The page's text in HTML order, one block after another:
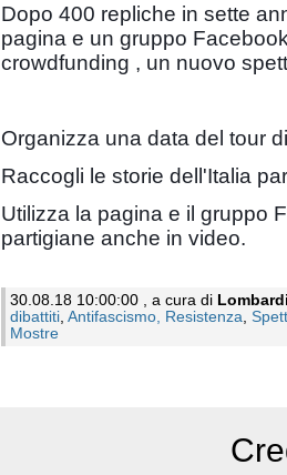
Dopo 400 repliche in sette
pagina e un gruppo
crowdfunding , un nuovo
Organizza una data del tour
Raccogli le storie dell'Italia
Utilizza la pagina e il gruppo
partigiane anche in video.
30.08.18 10:00:00 , a cura di
dibattiti Antifascismo, Resistenza
Mostre